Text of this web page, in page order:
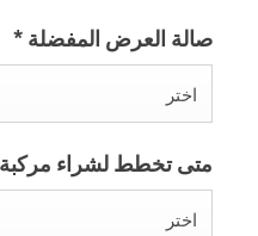
صالة العرض المفضلة*
اختر
متى تخطط لشراء
اختر